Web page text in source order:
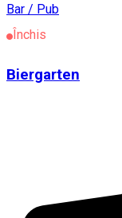
Bar / Pub
Închis
Biergarten